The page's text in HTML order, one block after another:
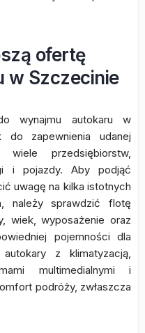
ofertę
w Szczecinie
wynajmu autokaru w
zapewnienia udanej
przedsiębiorstw,
i pojazdy. Aby podjąć
uwagę na kilka istotnych
należy sprawdzić flotę
wiek, wyposażenie oraz
pojemności dla
z klimatyzacją,
multimedialnymi i
podróży, zwłaszcza